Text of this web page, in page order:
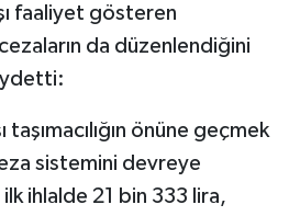
faaliyet gösteren
da düzenlendiğini
taşımacılığın önüne geçmek
sistemini devreye
ihlalde 21 bin 333 lira,